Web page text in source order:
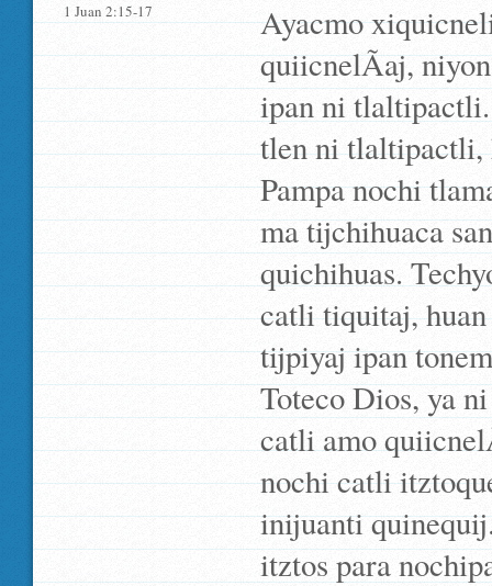
1 Juan 2:15-17
Ayacmo
quiicnelÃ­aj,
ipan ni
tlen ni tlaltipactli,
Pampa nochi
ma tijchihuaca
quichihuas.
catli tiquitaj,
tijpiyaj ipan
Toteco Dios, ya
catli amo
nochi catli
inijuanti
itztos para